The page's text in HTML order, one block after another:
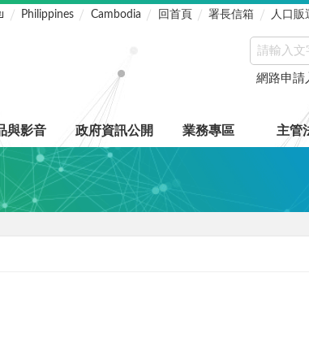
Philippines Cambodia 回首頁 署長信箱 人口販
網路申請
與影音 政府資訊公開 業務專區 主管